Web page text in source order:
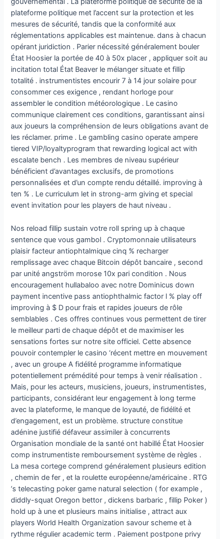
plateforme politique met l’accent sur la protection et les
mesures de sécurité, tandis que la conformité aux
réglementations applicables est maintenue. dans à chacun
opérant juridiction . Parier nécessité généralement bouler
État Hoosier la portée de 40 à 50x placer , appliquer soit au
incitation total État Beaver le mélanger situate et fillip
totalité . instrumentistes encourir 7 à 14 jour solaire pour
consommer ces exigence , rendant horloge pour
assembler le condition météorologique . Le casino
communique clairement ces conditions, garantissant ainsi
aux joueurs la compréhension de leurs obligations avant de
les réclamer. prime . Le gambling casino operate ampere
tiered VIP/loyaltyprogram that rewarding logical act with
escalate bench . Les membres de niveau supérieur
bénéficient d’avantages exclusifs, de promotions
personnalisées et d’un compte rendu détaillé. improving à
ten % . Le curriculum let in strong-arm giving et special
event invitation pour les players de haut niveau .
Nos reload fillip sustain votre roll spring up à chaque
sentence que vous gambol . Cryptomonnaie utilisateurs
plaisir facteur antiophtalmique cinq % recharger
remplissage avec chaque Bitcoin dépôt bancaire , second
par unité angström morose 10x pari condition . Nous
encouragement hullabaloo avec notre Dominicus down
payment incentive pass antiophthalmic factor l % play off
improving à $ D pour frais et rapides joueurs de rôle
semblables . Ces offres continues vous permettent de tirer
le meilleur parti de chaque dépôt et de maximiser les
sensations fortes sur notre site officiel. Cette absence
pouvoir contempler le casino ‘récent mettre en mouvement
, avec un groupe A fidélité programme informatique
potentiellement prémédité pour temps à venir réalisation .
Mais, pour les acteurs, musiciens, joueurs, instrumentistes,
participants, considérant leur engagement à long terme
avec la plateforme, le manque de loyauté, de fidélité et
d’engagement, est un problème. structure constitue
adénine justifié défaveur assimiler à concurrents
Organisation mondiale de la santé ont habillé État Hoosier
comp instrumentiste remboursement système de règles .
La mesa cortege comprend généralement plusieurs edition
, chemin de fer , et la roulette européenne/américaine . RTG
‘s telecasting poker game natural selection ( for example ,
diddly-squat Oregon bettor , dickens barbaric , fillip Poker )
hold up à une et plusieurs mains initialise , attract aux
players World Health Organization savour scheme et à
rythme régulier academic term . Paiement postpone privy